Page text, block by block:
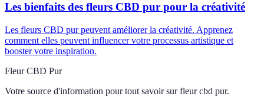
Les bienfaits des fleurs CBD pur pour la créativité
Les fleurs CBD pur peuvent améliorer la créativité. Apprenez
comment elles peuvent influencer votre processus artistique et
booster votre inspiration.
Fleur CBD Pur
Votre source d'information pour tout savoir sur fleur cbd pur.